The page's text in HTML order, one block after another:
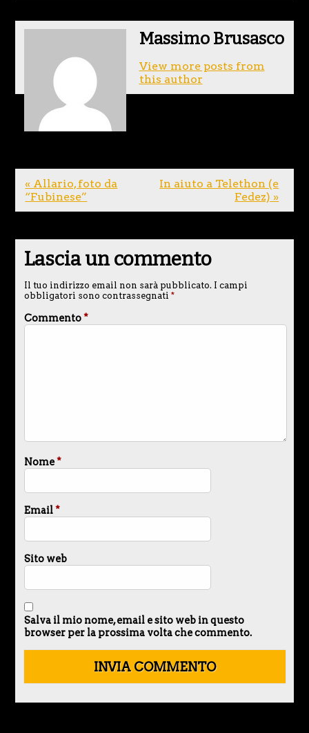
Massimo Brusasco
View more posts from
this author
« Allario, foto da
“Fubinese”
In aiuto a Telethon (e
Fedez) »
Lascia un commento
Il tuo indirizzo email non sarà pubblicato. I campi
obbligatori sono contrassegnati *
Commento*
Nome*
Email*
Sito web
Salva il mio nome, email e sito web in questo
browser per la prossima volta che commento.